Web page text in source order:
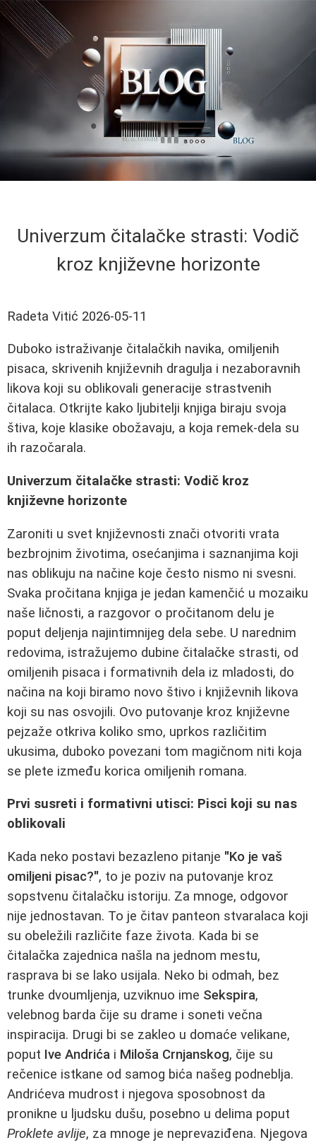
Univerzum čitalačke strasti: Vodič
kroz književne horizonte
Radeta Vitić 2026-05-11
Duboko istraživanje čitalačkih navika, omiljenih
pisaca, skrivenih književnih dragulja i nezaboravnih
likova koji su oblikovali generacije strastvenih
čitalaca. Otkrijte kako ljubitelji knjiga biraju svoja
štiva, koje klasike obožavaju, a koja remek-dela su
ih razočarala.
Univerzum čitalačke strasti: Vodič kroz
književne horizonte
Zaroniti u svet književnosti znači otvoriti vrata
bezbrojnim životima, osećanjima i saznanjima koji
nas oblikuju na načine koje često nismo ni svesni.
Svaka pročitana knjiga je jedan kamenčić u mozaiku
naše ličnosti, a razgovor o pročitanom delu je
poput deljenja najintimnijeg dela sebe. U narednim
redovima, istražujemo dubine čitalačke strasti, od
omiljenih pisaca i formativnih dela iz mladosti, do
načina na koji biramo novo štivo i književnih likova
koji su nas osvojili. Ovo putovanje kroz književne
pejzaže otkriva koliko smo, uprkos različitim
ukusima, duboko povezani tom magičnom niti koja
se plete između korica omiljenih romana.
Prvi susreti i formativni utisci: Pisci koji su nas
oblikovali
Kada neko postavi bezazleno pitanje "Ko je vaš
omiljeni pisac?", to je poziv na putovanje kroz
sopstvenu čitalačku istoriju. Za mnoge, odgovor
nije jednostavan. To je čitav panteon stvaralaca koji
su obeležili različite faze života. Kada bi se
čitalačka zajednica našla na jednom mestu,
rasprava bi se lako usijala. Neko bi odmah, bez
trunke dvoumljenja, uzviknuo ime Sekspira,
velebnog barda čije su drame i soneti večna
inspiracija. Drugi bi se zakleo u domaće velikane,
poput Ive Andrića i Miloša Crnjanskog, čije su
rečenice istkane od samog bića našeg podneblja.
Andrićeva mudrost i njegova sposobnost da
pronikne u ljudsku dušu, posebno u delima poput
Proklete avlije, za mnoge je neprevaziđena. Njegova